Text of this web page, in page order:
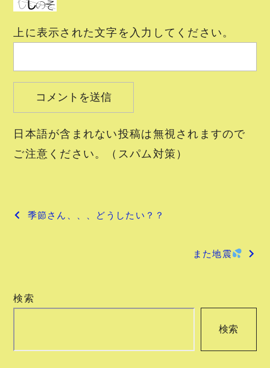
上に表示された文字を入力してください。
日本語が含まれない投稿は無視されますので
ご注意ください。（スパム対策）
投
ゲ
季節さん、、、どうしたい？？
また地震
検索
検索